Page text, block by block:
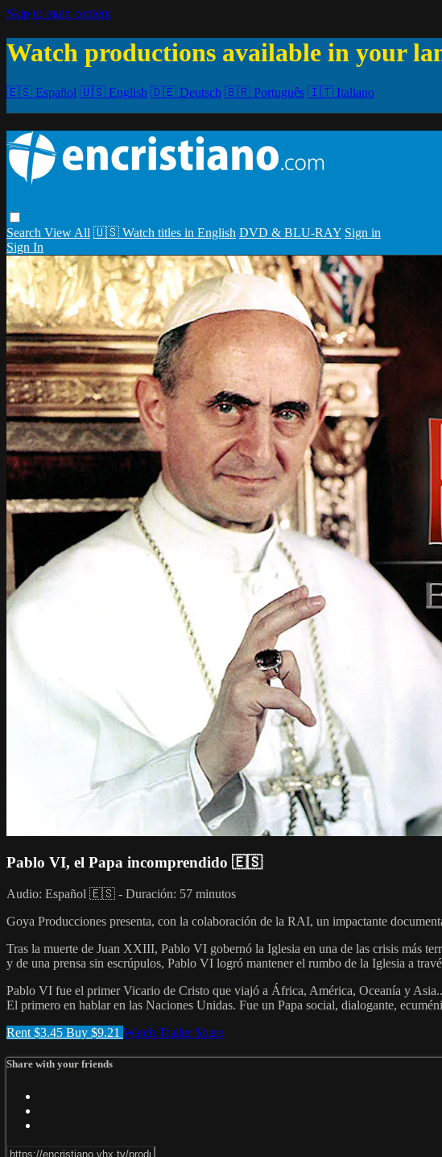
Skip to main content
Watch productions available in your
🇪🇸 Español 🇺🇸 English 🇩🇪 Deutsch 🇧🇷 Português 🇮🇹 Italiano
Search View All 🇺🇸 Watch titles in English DVD & BLU-RAY Sign in
Sign In
Pablo VI, el Papa incomprendido 🇪🇸
Audio: Español 🇪🇸 - Duración: 57 minutos
Goya Producciones presenta, con la colaboración de la RAI, un impactante
Tras la muerte de Juan XXIII, Pablo VI gobernó la Iglesia en una de las crisis más
y de una prensa sin escrúpulos, Pablo VI logró mantener el rumbo de la Iglesia a
Pablo VI fue el primer Vicario de Cristo que viajó a África, América, Oceanía y
El primero en hablar en las Naciones Unidas. Fue un Papa social, dialogante,
Rent $3.45 Buy $9.21 Watch Trailer Share
Share with your friends